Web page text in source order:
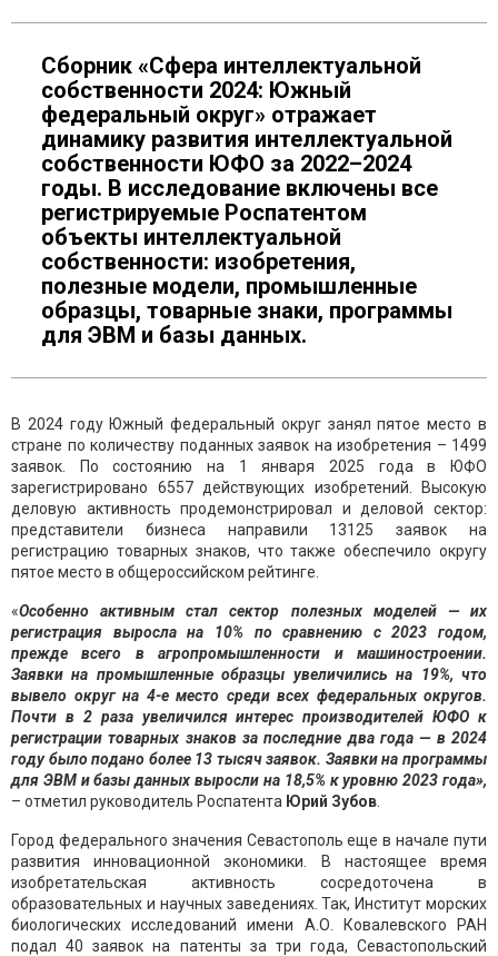
Сборник «Сфера интеллектуальной
собственности 2024: Южный
федеральный округ» отражает
динамику развития интеллектуальной
собственности ЮФО за 2022–2024
годы. В исследование включены все
регистрируемые Роспатентом
объекты интеллектуальной
собственности: изобретения,
полезные модели, промышленные
образцы, товарные знаки, программы
для ЭВМ и базы данных.
В 2024 году Южный федеральный округ занял пятое место в
стране по количеству поданных заявок на изобретения – 1499
заявок. По состоянию на 1 января 2025 года в ЮФО
зарегистрировано 6557 действующих изобретений. Высокую
деловую активность продемонстрировал и деловой сектор:
представители бизнеса направили 13125 заявок на
регистрацию товарных знаков, что также обеспечило округу
пятое место в общероссийском рейтинге.
«Особенно активным стал сектор полезных моделей — их
регистрация выросла на 10% по сравнению с 2023 годом,
прежде всего в агропромышленности и машиностроении.
Заявки на промышленные образцы увеличились на 19%, что
вывело округ на 4-е место среди всех федеральных округов.
Почти в 2 раза увеличился интерес производителей ЮФО к
регистрации товарных знаков за последние два года — в 2024
году было подано более 13 тысяч заявок. Заявки на программы
для ЭВМ и базы данных выросли на 18,5% к уровню 2023 года»,
– отметил руководитель Роспатента Юрий Зубов
Город федерального значения Севастополь еще в начале пути
развития инновационной экономики. В настоящее время
изобретательская активность сосредоточена в
образовательных и научных заведениях. Так, Институт морских
биологических исследований имени А.О. Ковалевского РАН
подал 40 заявок на патенты за три года, Севастопольский